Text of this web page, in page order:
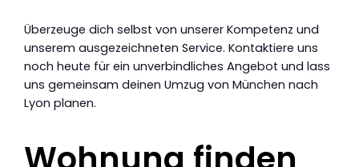
Überzeuge dich selbst von unserer Kompetenz und
unserem ausgezeichneten Service. Kontaktiere uns
noch heute für ein unverbindliches Angebot und lass
uns gemeinsam deinen Umzug von München nach
Lyon planen.